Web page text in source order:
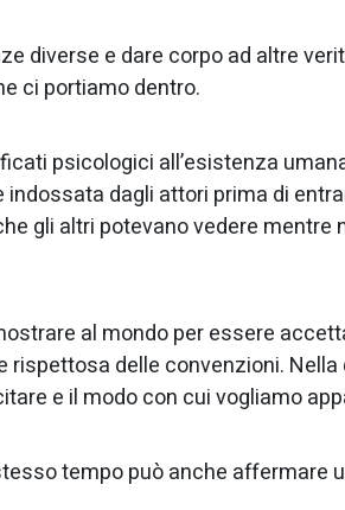
diverse e dare corpo ad altre
ci portiamo dentro.
psicologici all’esistenza
dagli attori prima di
gli altri potevano vedere mentre
al mondo per essere
delle convenzioni. Nella
e il modo con cui vogliamo
tempo può anche affermare